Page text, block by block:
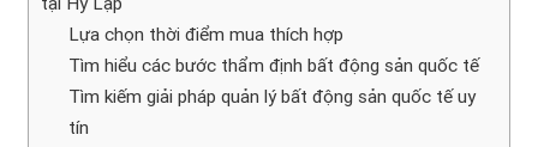
Lựa chọn thời điểm mua thích hợp
Tìm hiểu các bước thẩm định bất động sản quốc tế
Tìm kiếm giải pháp quản lý bất động sản quốc tế uy
tín